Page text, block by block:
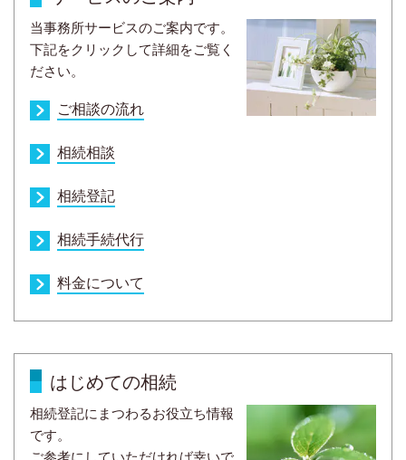
当事務所サービスのご案内です。
下記をクリックして詳細をご覧く
ださい。
ご相談の流れ
相続相談
相続登記
相続手続代行
料金について
はじめての相続
相続登記にまつわるお役立ち情報
です。
ご参考にしていただければ幸いで